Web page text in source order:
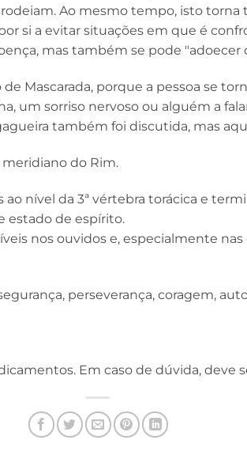
Ao mesmo tempo, isto
si a evitar situações em que é
mas também se pode "adoecer
Mascarada, porque a pessoa se
um sorriso nervoso ou alguém a
também foi discutida, mas
do Rim.
nível da 3ª vértebra torácica e
estado de espírito.
nos ouvidos e, especialmente
perseverança, coragem,
Em caso de dúvida, deve